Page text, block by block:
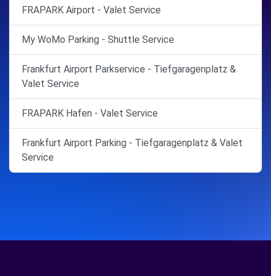
FRAPARK Airport - Valet Service
My WoMo Parking - Shuttle Service
Frankfurt Airport Parkservice - Tiefgaragenplatz &
Valet Service
FRAPARK Hafen - Valet Service
Frankfurt Airport Parking - Tiefgaragenplatz & Valet
Service